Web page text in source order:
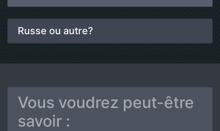
Russe ou autre?
Vous voudrez peut-être
savoir :